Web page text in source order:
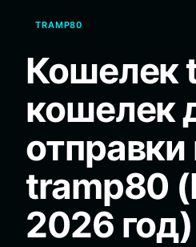
繁體中文
Bahasa Indonesia
ภาษาไทย
Español
Português (Brasil)
Español (Argentina)
TRAMP80
Кошелек
кошелек
отправки
tramp80
2026 год)